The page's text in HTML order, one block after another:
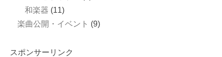
和楽器 (11)
楽曲公開・イベント (9)
スポンサーリンク